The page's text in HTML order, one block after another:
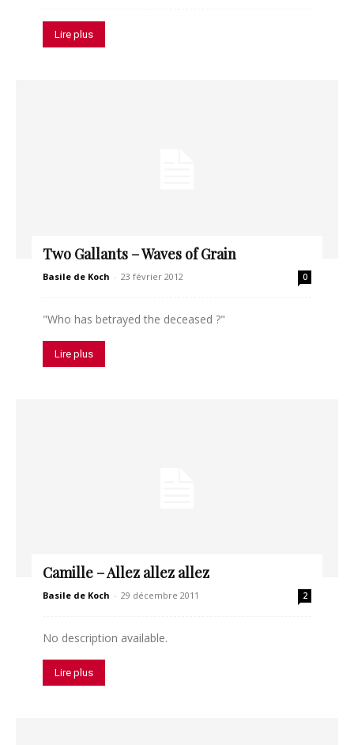
Lire plus
Two Gallants – Waves of Grain
Basile de Koch - 23 février 2012 0
"Who has betrayed the deceased ?"
Lire plus
Camille – Allez allez allez
Basile de Koch - 29 décembre 2011 2
No description available.
Lire plus